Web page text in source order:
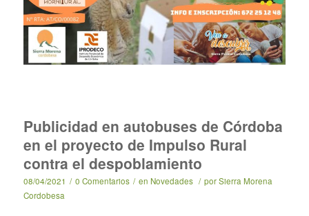
Publicidad en autobuses de Córdoba
en el proyecto de Impulso Rural
contra el despoblamiento
08/04/2021 / 0 Comentarios / en Novedades / porSierra Morena
Cordobesa